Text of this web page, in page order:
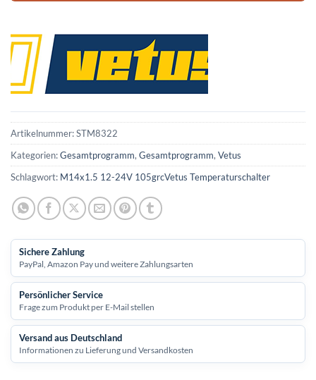
Artikelnummer:STM8322
Kategorien:Gesamtprogramm, Gesamtprogramm, Vetus
Schlagwort: M14x1.5 12-24V 105grcVetus Temperaturschalter
Sichere Zahlung
PayPal, Amazon Pay und weitere Zahlungsarten
Persönlicher Service
Frage zum Produkt per E-Mail stellen
Versand aus Deutschland
Informationen zu Lieferung und Versandkosten